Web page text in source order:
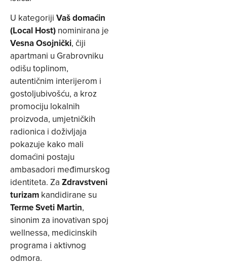
U kategoriji Vaš domaćin
(Local Host) nominirana je
Vesna Osojnički, čiji
apartmani u Grabrovniku
odišu toplinom,
autentičnim interijerom i
gostoljubivošću, a kroz
promociju lokalnih
proizvoda, umjetničkih
radionica i doživljaja
pokazuje kako mali
domaćini postaju
ambasadori međimurskog
identiteta. Za Zdravstveni
turizam kandidirane su
Terme Sveti Martin,
sinonim za inovativan spoj
wellnessa, medicinskih
programa i aktivnog
odmora.